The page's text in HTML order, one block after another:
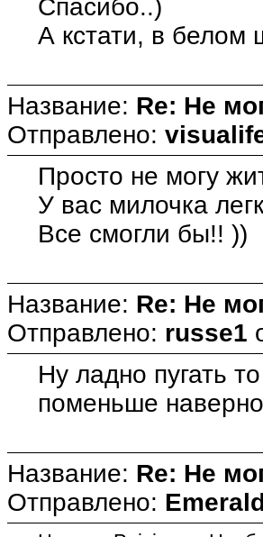
Спасибо..)
А кстати, в белом
Название: Re: Не
Отправлено:
Просто не могу
У вас милочка
Все смогли бы!! ))
Название: Re: Не
Отправлено: russe1
Ну ладно пугать то
поменьше
Название: Re: Не
Отправлено: